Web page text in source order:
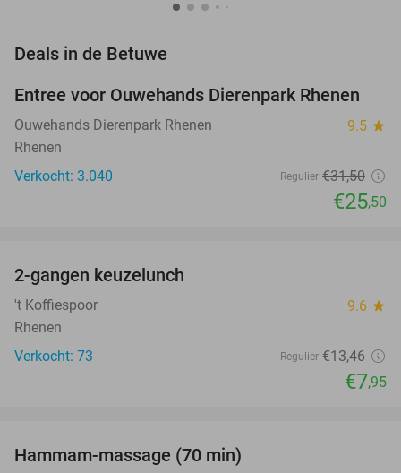
Deals in de Betuwe
19%
Entree voor Ouwehands Dierenpark Rhenen
Ouwehands Dierenpark Rhenen 9.5 star
Rhenen
Verkocht: 3.040
Regulier €31,50
€25,50
NEW
TODAY
2-gangen keuzelunch
't Koffiespoor 9.6 star
Rhenen
Verkocht: 73
Regulier €13,46
€7,95
Hammam-massage (70 min)